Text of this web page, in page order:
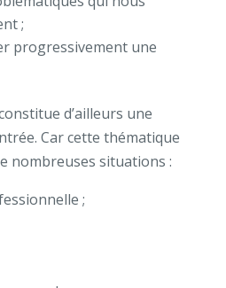
;
progressivement une
d’ailleurs une
Car cette thématique
nombreuses situations :
;